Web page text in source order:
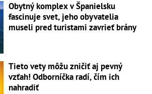
Obytný komplex v Španielsku
fascinuje svet, jeho obyvatelia
museli pred turistami zavrieť brány
Tieto vety môžu zničiť aj pevný
vzťah! Odborníčka radí, čím ich
nahradiť